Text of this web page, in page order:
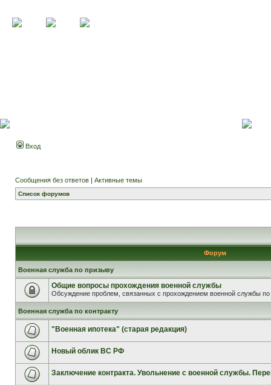
Вход
Сообщения без ответов | Активные темы
Список форумов
Форум
Военная служба по призыву
Общие вопросы прохождения военной службы
Обсуждение проблем, связанных с прохождением военной службы по
Военная служба по контракту
"Военная ипотека" (старая редакция)
Новый облик ВС РФ
Заключение контракта. Увольнение с военной службы.